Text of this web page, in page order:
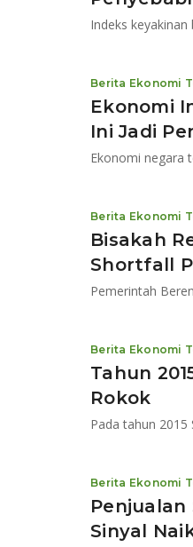
Indeks
Ekonomi
Ini Jadi
Ekonomi negara
Berita Ekonomi
Bisakah
Shortfall
Pemerintah
Berita Ekonomi
Tahun
Rokok
Berita Ekonomi
Penjualan
Sinyal
Berita Ekonomi